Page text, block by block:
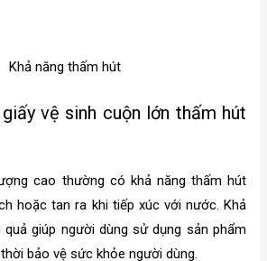
Khả năng thấm hút
vệ sinh cuộn lớn thấm hút
cao thường có khả năng thấm hút
hoặc tan ra khi tiếp xúc với nước. Khả
giúp người dùng sử dụng sản phẩm
bảo vệ sức khỏe người dùng.